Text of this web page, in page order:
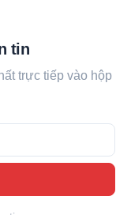
tin
trực tiếp vào hộp